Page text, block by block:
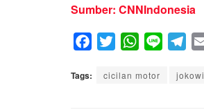
Sumber: CNNIndonesia
i
W
a
l
Tags: cicilan motor jokowi